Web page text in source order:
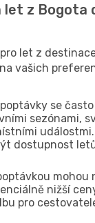
let z Bogota
let z
vašich
se
sezónami,
dostupnost
nižší
pro